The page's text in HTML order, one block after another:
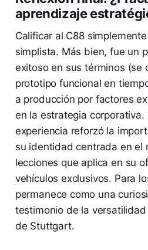
aprendizaje
Calificar al C88
simplista. Más bien, fue un
exitoso en sus términos (se
prototipo funcional en
a producción por factores
en la estrategia corporativa.
experiencia reforzó la
su identidad centrada en el
lecciones que aplica en su
vehículos exclusivos. Para
permanece como una
testimonio de la
de Stuttgart.